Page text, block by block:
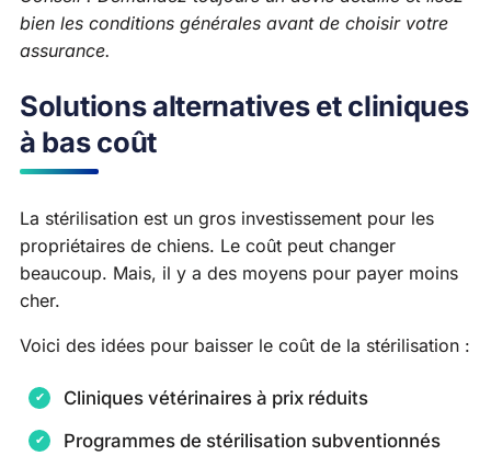
bien les conditions générales avant de choisir votre
assurance.
Solutions alternatives et cliniques
à bas coût
La stérilisation est un gros investissement pour les
propriétaires de chiens. Le coût peut changer
beaucoup. Mais, il y a des moyens pour payer moins
cher.
Voici des idées pour baisser le coût de la stérilisation :
Cliniques vétérinaires à prix réduits
Programmes de stérilisation subventionnés